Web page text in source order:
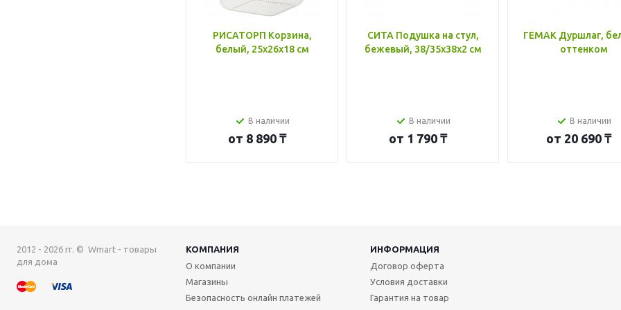
РИСАТОРП Корзина,
белый, 25x26x18 см
В наличии
от 8 890 ₸
СИТА Подушка на стул,
бежевый, 38/35x38x2 см
В наличии
от 1 790 ₸
ГЕМАК Дуршлаг,
оттенком
В наличии
от 20 690 ₸
2012 - 2026 гг. © Wmart - товары
для дома
КОМПАНИЯ
ИНФОРМАЦИЯ
О компании
Магазины
Безопасность онлайн платежей
Договор оферта
Условия доставки
Гарантия на товар